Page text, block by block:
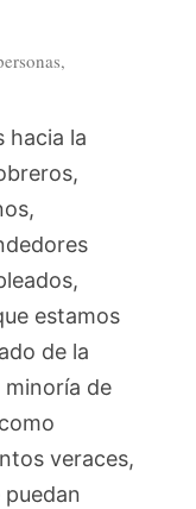
hacia la
estamos
de la
de
veraces,